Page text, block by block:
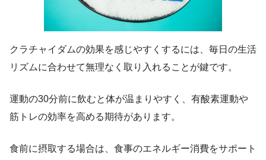
クラチャイダムの効果を感じやすくするには、毎日の生活
リズムに合わせて無理なく取り入れることが鍵です。
運動の30分前に飲むと体が温まりやすく、有酸素運動や
筋トレの効率を高める期待があります。
食前に摂取する場合は、食事のエネルギー消費をサポート